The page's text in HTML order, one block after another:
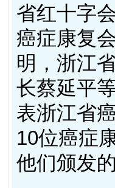
省红十字
癌症康复
明，浙江
长蔡延平
表浙江省
10位癌症
他们颁发